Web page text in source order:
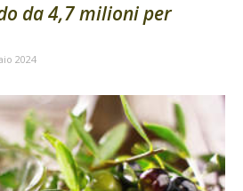
da 4,7 milioni per
2024